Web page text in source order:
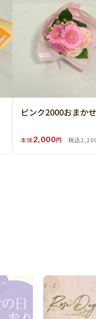
ピンク2000おまか
本体2,000円 税込